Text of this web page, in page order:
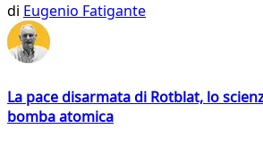
di Eugenio Fatigante
La pace disarmata di Rotblat, lo
bomba atomica